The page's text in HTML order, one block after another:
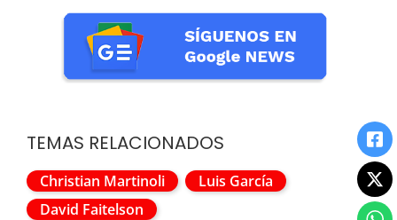
TEMAS RELACIONADOS
Christian Martinoli
Luis García
David Faitelson